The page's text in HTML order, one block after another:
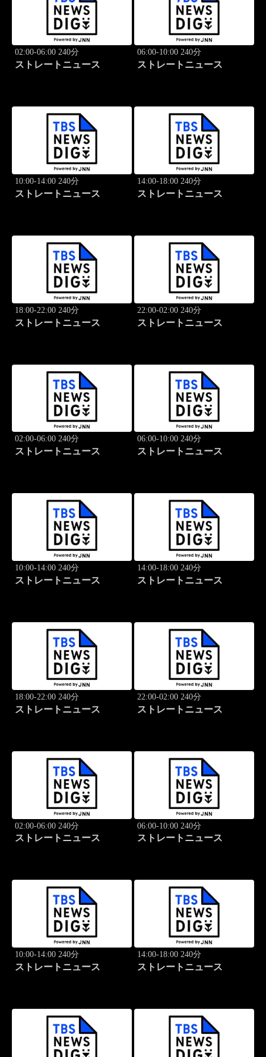
02:00-06:00 240分
ストレートニュース
06:00-10:00 240分
ストレートニュース
10:00-14:00 240分
ストレートニュース
14:00-18:00 240分
ストレートニュース
18:00-22:00 240分
ストレートニュース
22:00-02:00 240分
ストレートニュース
02:00-06:00 240分
ストレートニュース
06:00-10:00 240分
ストレートニュース
10:00-14:00 240分
ストレートニュース
14:00-18:00 240分
ストレートニュース
18:00-22:00 240分
ストレートニュース
22:00-02:00 240分
ストレートニュース
02:00-06:00 240分
ストレートニュース
06:00-10:00 240分
ストレートニュース
10:00-14:00 240分
ストレートニュース
14:00-18:00 240分
ストレートニュース